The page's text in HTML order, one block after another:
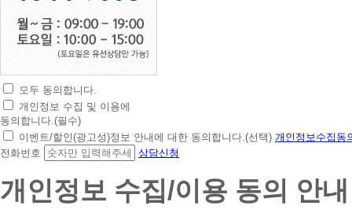
초
간
편
상
담
청
모두 동의합니다.
개인정보 수집 및 이용에
동의합니다.(필수)
이벤트/할인(광고성)정보 안내에 대한 동의합니다.(선택) 개인정보수집동
전화번호
상담신청
개인정보 수집/이용 동의 안내